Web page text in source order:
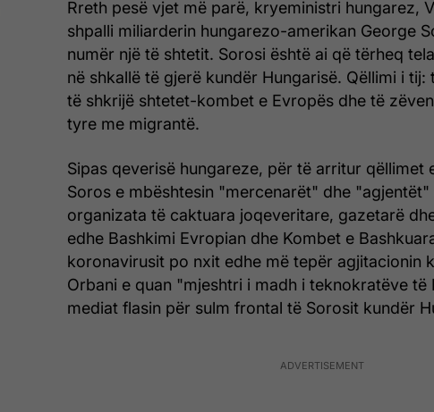
Rreth pesë vjet më parë, kryeministri hungarez,
shpalli miliarderin hungarezo-amerikan George
numër një të shtetit. Sorosi është ai që tërheq
në shkallë të gjerë kundër Hungarisë. Qëllimi i tij:
të shkrijë shtetet-kombet e Evropës dhe të
tyre me migrantë.
Sipas qeverisë hungareze, për të arritur qëllimet
Soros e mbështesin "mercenarët" dhe "agjentët"
organizata të caktuara joqeveritare, gazetarë
edhe Bashkimi Evropian dhe Kombet e
koronavirusit po nxit edhe më tepër agjitacionin
Orbani e quan "mjeshtri i madh i teknokratëve të
mediat flasin për sulm frontal të Sorosit kundër